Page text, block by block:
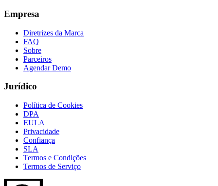
Empresa
Diretrizes da Marca
FAQ
Sobre
Parceiros
Agendar Demo
Jurídico
Política de Cookies
DPA
EULA
Privacidade
Confiança
SLA
Termos e Condições
Termos de Serviço